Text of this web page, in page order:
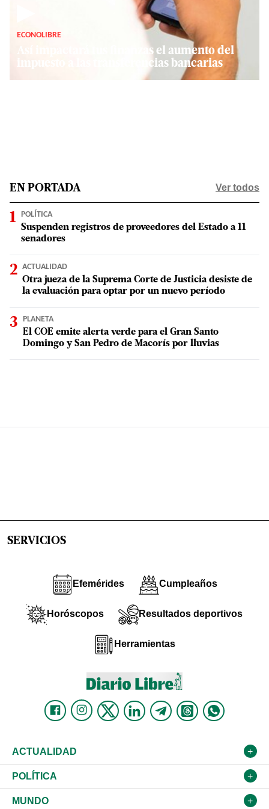
ECONOLIBRE
Así impactará tus finanzas el aumento del
impuesto a las transferencias bancarias
EN PORTADA Ver todos
POLÍTICA
Suspenden registros de proveedores del Estado a 11
senadores
ACTUALIDAD
Otra jueza de la Suprema Corte de Justicia desiste de
la evaluación para optar por un nuevo período
PLANETA
El COE emite alerta verde para el Gran Santo
Domingo y San Pedro de Macorís por lluvias
SERVICIOS
Efemérides Cumpleaños
Horóscopos Resultados deportivos
Herramientas
ACTUALIDAD
Nacional
Ciudad
POLÍTICA
Partidos
MUNDO